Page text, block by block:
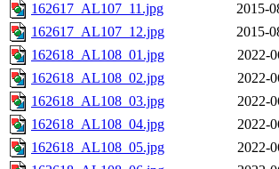
162617_AL107_11.jpg
2015-
162617_AL107_12.jpg
2015-
162618_AL108_01.jpg
2022-
162618_AL108_02.jpg
2022-
162618_AL108_03.jpg
2022-
162618_AL108_04.jpg
2022-
162618_AL108_05.jpg
2022-